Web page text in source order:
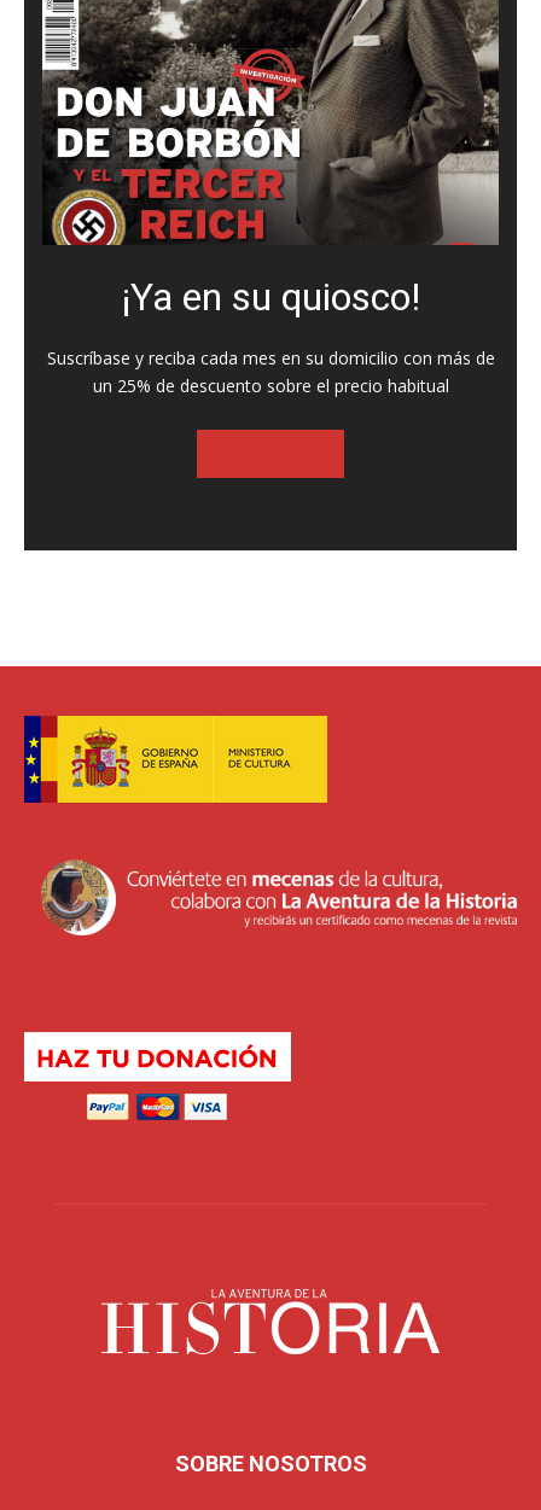
¡Ya en su quiosco!
Suscríbase y reciba cada mes en su domicilio con más de
un 25% de descuento sobre el precio habitual
SOBRE NOSOTROS